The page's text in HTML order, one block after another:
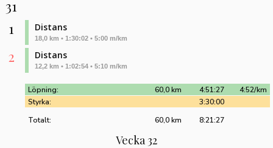
31
1
Distans
18,0 km • 1:30:02 • 5:00 m/km
2 Distans
12,2 km • 1:02:54 • 5:10 m/km
Löpning: 4:52/km
4:51:27
60,0 km
Styrka:
3:30:00
Totalt:
8:21:27
60,0 km
Vecka 32